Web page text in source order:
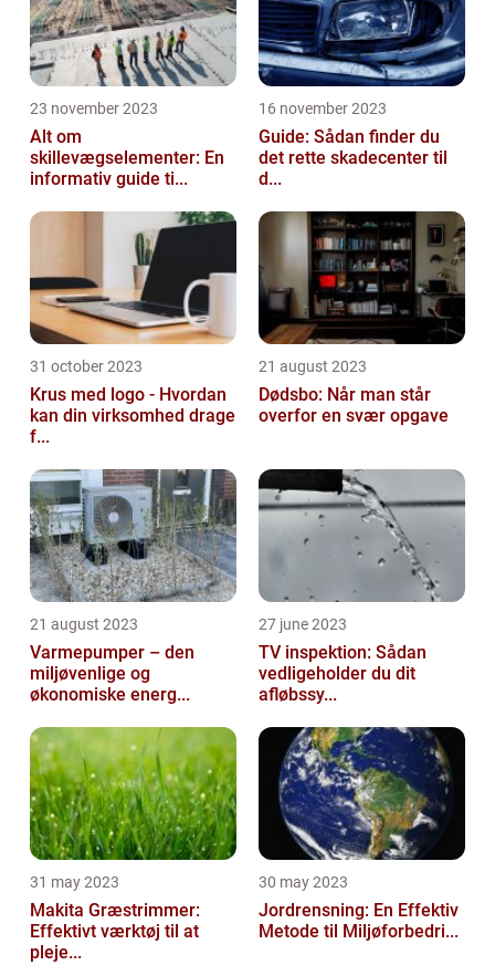
23 november 2023
Alt om
skillevægselementer: En
informativ guide ti...
16 november 2023
Guide: Sådan finder du
det rette skadecenter til
d...
31 october 2023
Krus med logo - Hvordan
kan din virksomhed drage
f...
21 august 2023
Dødsbo: Når man står
overfor en svær opgave
21 august 2023
Varmepumper – den
miljøvenlige og
økonomiske energ...
27 june 2023
TV inspektion: Sådan
vedligeholder du dit
afløbssy...
31 may 2023
Makita Græstrimmer:
Effektivt værktøj til at
pleje...
30 may 2023
Jordrensning: En Effektiv
Metode til Miljøforbedri...